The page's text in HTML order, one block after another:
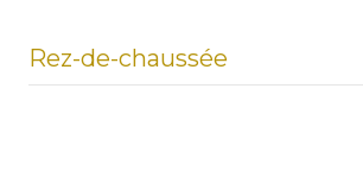
Rez-de-chaussée